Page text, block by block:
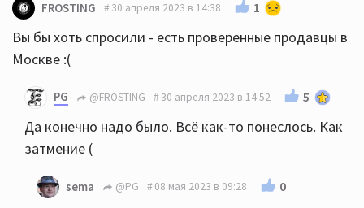
FROSTING 30 апреля 2023 в 14:38 1
Вы бы хоть спросили - есть проверенные продавцы в
Москве :(
PG @FROSTING 30 апреля 2023 в 14:52 5
Да конечно надо было. Всё как-то понеслось. Как
затмение (
sema @PG 08 мая 2023 в 09:28 0